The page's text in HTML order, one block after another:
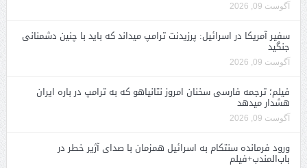
آگوست 09, 2026
سفیر آمریکا در اسرائیل: پرزیدنت ترامپ میداند که باید با چنین دشمنانی
جنگید
آگوست 09, 2026
فیلم؛ ترجمه فارسی سخنان امروز نتانیاهو که به ترامپ در باره ایران
هشدار میدهد
آگوست 09, 2026
ورود فرمانده سنتکام به اسرائیل همزمان با صدای آژیر خطر در
باب‌المندب+فیلم